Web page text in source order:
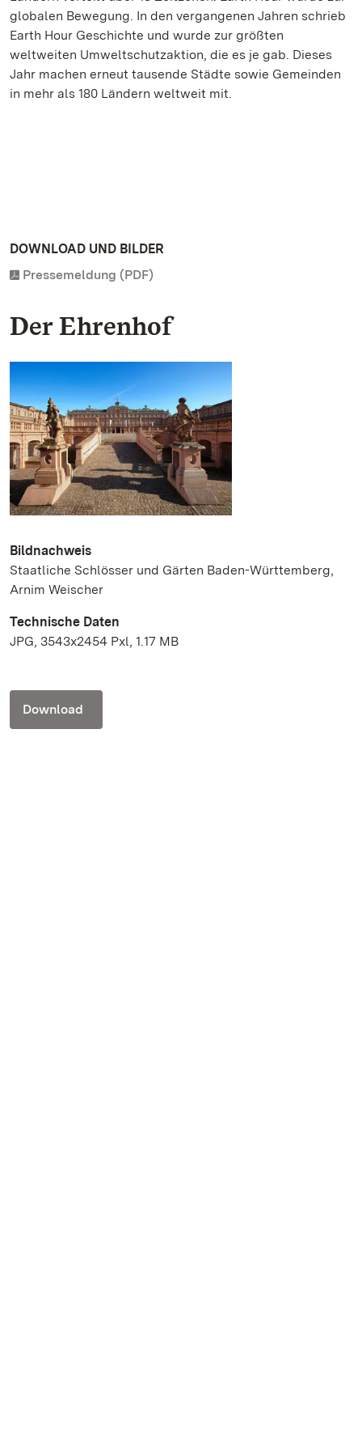
globalen Bewegung. In den vergangenen Jahren schrieb
Earth Hour Geschichte und wurde zur größten
weltweiten Umweltschutzaktion, die es je gab. Dieses
Jahr machen erneut tausende Städte sowie Gemeinden
in mehr als 180 Ländern weltweit mit.
DOWNLOAD UND BILDER
Pressemeldung (PDF)
Der Ehrenhof
Bildnachweis
Staatliche Schlösser und Gärten Baden-Württemberg,
Arnim Weischer
Technische Daten
JPG, 3543x2454 Pxl, 1.17 MB
Download